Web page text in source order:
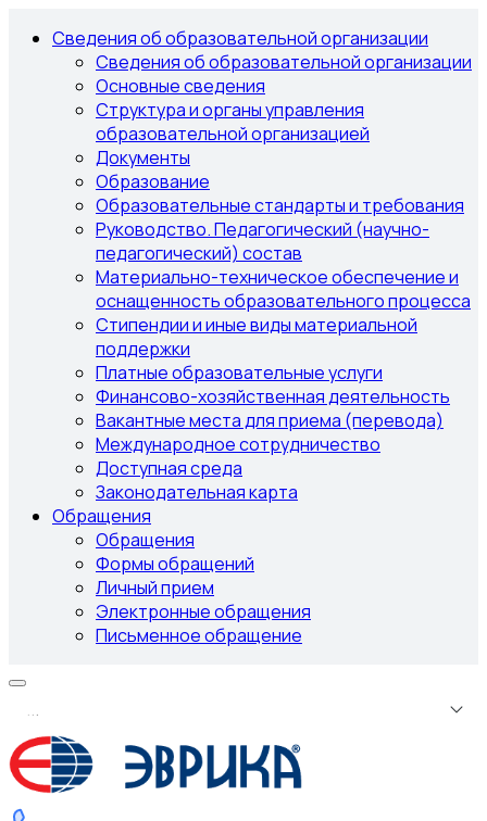
Сведения об образовательной организации
Сведения об образовательной организации
Основные сведения
Структура и органы управления
образовательной организацией
Документы
Образование
Образовательные стандарты и требования
Руководство. Педагогический (научно-
педагогический) состав
Материально-техническое обеспечение и
оснащенность образовательного процесса
Стипендии и иные виды материальной
поддержки
Платные образовательные услуги
Финансово-хозяйственная деятельность
Вакантные места для приема (перевода)
Международное сотрудничество
Доступная среда
Законодательная карта
Обращения
Обращения
Формы обращений
Личный прием
Электронные обращения
Письменное обращение
...